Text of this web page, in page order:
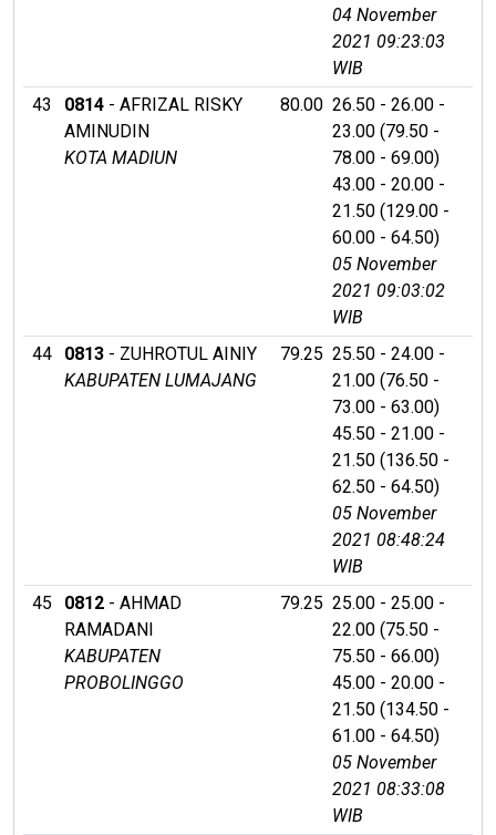
04 November
2021 09:23:03
WIB
43
0814 - AFRIZAL RISKY
AMINUDIN
KOTA MADIUN
80.00 26.50 - 26.00 -
23.00 (79.50 -
78.00 - 69.00)
43.00 - 20.00 -
21.50 (129.00 -
60.00 - 64.50)
05 November
2021 09:03:02
WIB
44
0813 - ZUHROTUL AINIY
KABUPATEN LUMAJANG
79.25 25.50 - 24.00 -
21.00 (76.50 -
73.00 - 63.00)
45.50 - 21.00 -
21.50 (136.50 -
62.50 - 64.50)
05 November
2021 08:48:24
WIB
45
0812 - AHMAD
RAMADANI
KABUPATEN
PROBOLINGGO
79.25 25.00 - 25.00 -
22.00 (75.50 -
75.50 - 66.00)
45.00 - 20.00 -
21.50 (134.50 -
61.00 - 64.50)
05 November
2021 08:33:08
WIB